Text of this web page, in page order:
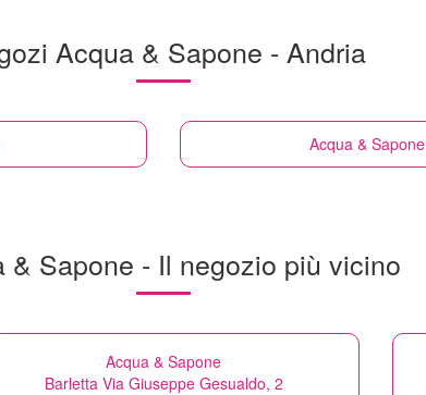
Acqua & Sapone - Andria
Acqua & Sapone
& Sapone - Il negozio più vicino
Acqua & Sapone
Barletta Via Giuseppe Gesualdo, 2